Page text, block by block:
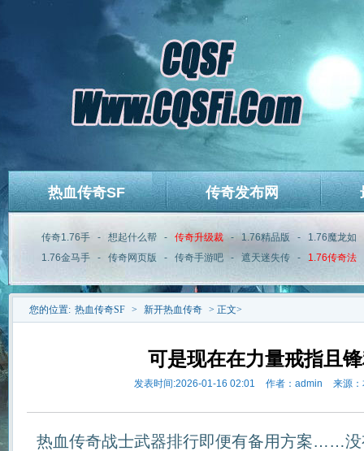
热血传奇SF 传奇发布网
传奇1.76手 - 想起什么帮 - 传奇升级裁 - 1.76精品版 - 1.76魔龙如
1.76金马手
- 传奇网页版 - 传奇手游吧 - 遮天迷失传 - 1.76传奇法
您的位置: 热血传奇SF > 新开热血传奇 > 正文>
可是现在在力量戒指且
发表时间:2026-01-16 02:01 作者：admin 来源
热血传奇战士武器排行即便有备用方案……没